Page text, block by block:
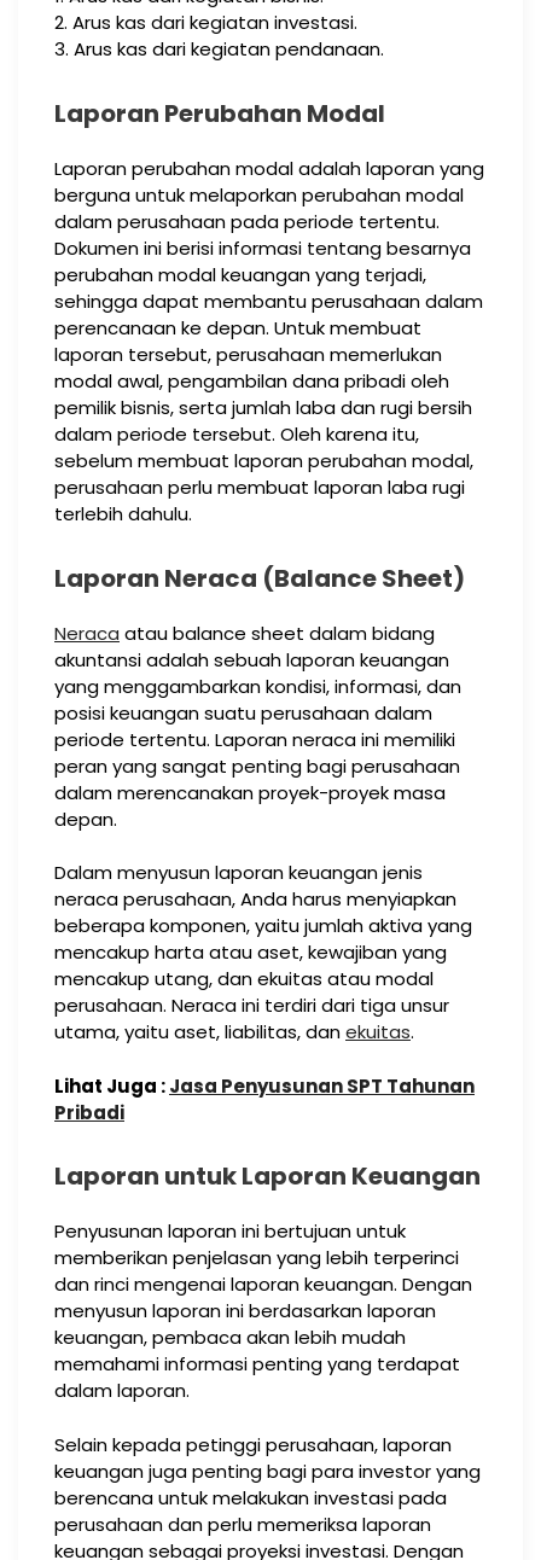
2. Arus kas dari kegiatan investasi.
3. Arus kas dari kegiatan pendanaan.
Laporan Perubahan Modal
Laporan perubahan modal adalah laporan yang
berguna untuk melaporkan perubahan modal
dalam perusahaan pada periode tertentu.
Dokumen ini berisi informasi tentang besarnya
perubahan modal keuangan yang terjadi,
sehingga dapat membantu perusahaan dalam
perencanaan ke depan. Untuk membuat
laporan tersebut, perusahaan memerlukan
modal awal, pengambilan dana pribadi oleh
pemilik bisnis, serta jumlah laba dan rugi bersih
dalam periode tersebut. Oleh karena itu,
sebelum membuat laporan perubahan modal,
perusahaan perlu membuat laporan laba rugi
terlebih dahulu.
Laporan Neraca (Balance Sheet)
Neraca atau balance sheet dalam bidang
akuntansi adalah sebuah laporan keuangan
yang menggambarkan kondisi, informasi, dan
posisi keuangan suatu perusahaan dalam
periode tertentu. Laporan neraca ini memiliki
peran yang sangat penting bagi perusahaan
dalam merencanakan proyek-proyek masa
depan.
Dalam menyusun laporan keuangan jenis
neraca perusahaan, Anda harus menyiapkan
beberapa komponen, yaitu jumlah aktiva yang
mencakup harta atau aset, kewajiban yang
mencakup utang, dan ekuitas atau modal
perusahaan. Neraca ini terdiri dari tiga unsur
utama, yaitu aset, liabilitas, danekuitas.
Lihat Juga :Jasa Penyusunan SPT Tahunan
Pribadi
Laporan untuk Laporan Keuangan
Penyusunan laporan ini bertujuan untuk
memberikan penjelasan yang lebih terperinci
dan rinci mengenai laporan keuangan. Dengan
menyusun laporan ini berdasarkan laporan
keuangan, pembaca akan lebih mudah
memahami informasi penting yang terdapat
dalam laporan.
Selain kepada petinggi perusahaan, laporan
keuangan juga penting bagi para investor yang
berencana untuk melakukan investasi pada
perusahaan dan perlu memeriksa laporan
keuangan sebagai proyeksi investasi. Dengan